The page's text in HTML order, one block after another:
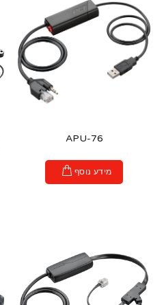
APU-76
מידע נוסף